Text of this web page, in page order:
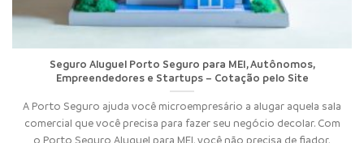
Seguro Aluguel Porto Seguro para MEI, Autônomos,
Empreendedores e Startups – Cotação pelo Site
A Porto Seguro ajuda você microempresário a alugar aquela sala
comercial que você precisa para fazer seu negócio decolar. Com
o Porto Seguro Aluguel para MEI, você não precisa de fiador,